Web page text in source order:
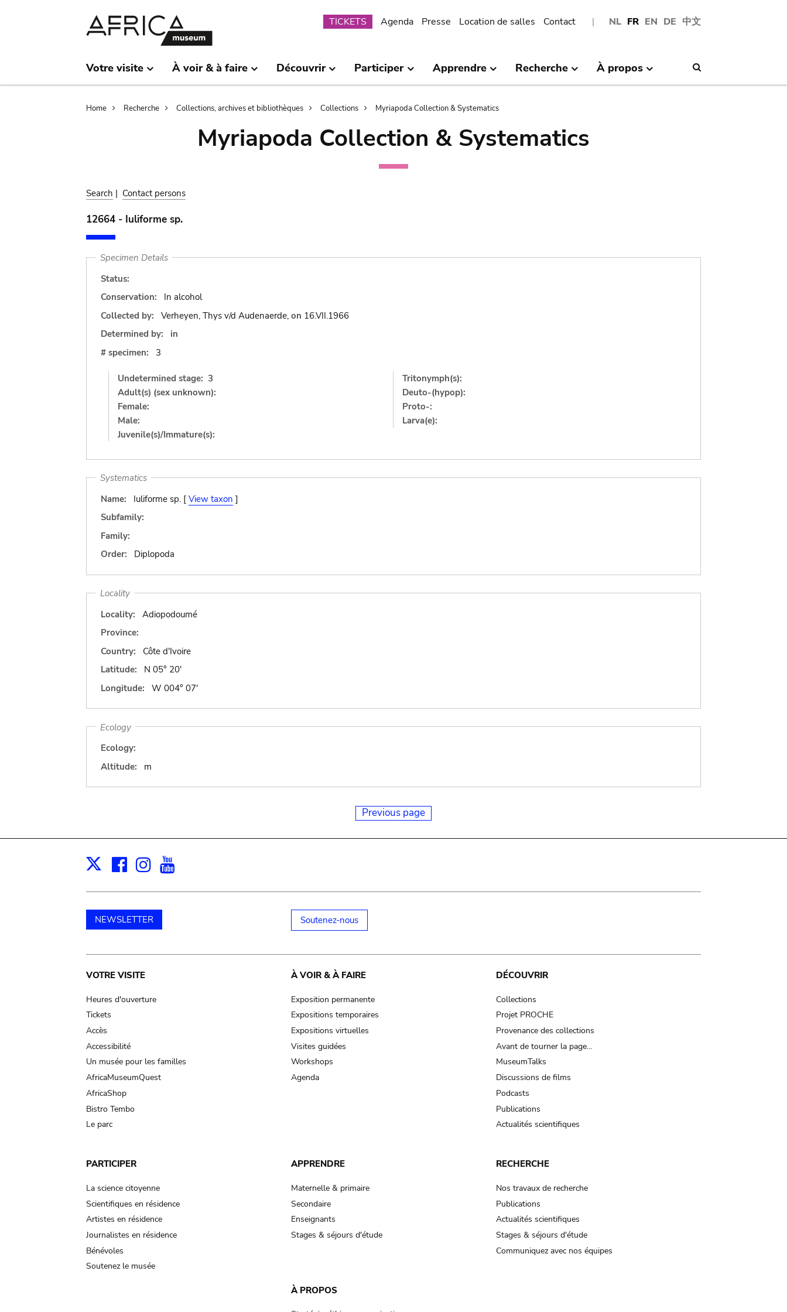
NL FR EN DE 中文
Submenu
TICKETS Agenda Presse Location de salles Contact
Votre visite À voir & à faire Découvrir Participer Apprendre Recherche À propos
Breadcrumb
Home Recherche Collections, archives et bibliothèques Collections Myriapoda Collection & Systematics
Myriapoda Collection & Systematics
Search | Contact persons
12664 - Iuliforme sp.
Specimen Details
Status:
Conservation:
In alcohol
Collected by:
Verheyen, Thys v/d Audenaerde, on 16.VII.1966
Determined by:
in
# specimen:
3
Undetermined stage: 3
Adult(s) (sex unknown):
Female:
Male:
Juvenile(s)/Immature(s):
Tritonymph(s):
Deuto-(hypop):
Proto-:
Larva(e):
Systematics
Name:
Iuliforme sp. [ View taxon ]
Subfamily:
Family:
Order:
Diplopoda
Locality
Locality:
Adiopodoumé
Province:
Country:
Côte d'Ivoire
Latitude:
N 05° 20'
Longitude:
W 004° 07'
Ecology
Ecology:
Altitude:
m
Previous page
X Facebook
Instagram
NEWSLETTER Soutenez-nous
Main
navigation
VOTRE VISITE
Heures d'ouverture
Tickets
Accès
Accessibilité
Un musée pour les familles
AfricaMuseumQuest
AfricaShop
Bistro Tembo
Le parc
À VOIR & À FAIRE
Exposition permanente
Expositions temporaires
Expositions virtuelles
Visites guidées
Workshops
Agenda
DÉCOUVRIR
Collections
Projet PROCHE
Provenance des collections
Avant de tourner la page…
MuseumTalks
Discussions de films
Podcasts
Publications
Actualités scientifiques
PARTICIPER
La science citoyenne
Scientifiques en résidence
Artistes en résidence
Journalistes en résidence
Bénévoles
Soutenez le musée
APPRENDRE
Maternelle & primaire
Secondaire
Enseignants
Stages & séjours d'étude
RECHERCHE
Nos travaux de recherche
Publications
Actualités scientifiques
Stages & séjours d'étude
Communiquez avec nos équipes
À PROPOS